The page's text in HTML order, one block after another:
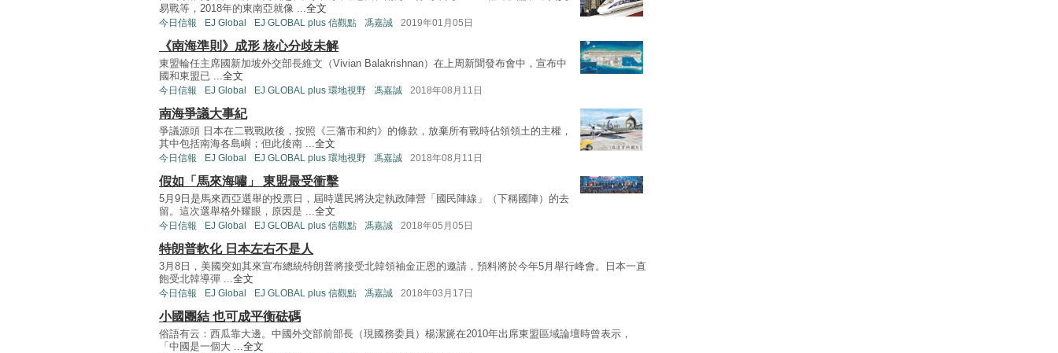
易戰等，2018年的東南亞就像 ...全文
今日信報 EJ Global EJ GLOBAL plus 信觀點 馮嘉誠 2019年01月05日
《南海準則》成形 核心分歧未解
東盟輪任主席國新加坡外交部長維文（Vivian Balakrishnan）在上周新聞發布會中，宣布中
國和東盟已 ...全文
今日信報 EJ Global EJ GLOBAL plus 環地視野 馮嘉誠 2018年08月11日
南海爭議大事紀
爭議源頭 日本在二戰戰敗後，按照《三藩市和約》的條款，放棄所有戰時佔領領土的主權，
其中包括南海各島嶼；但此後南 ...全文
今日信報 EJ Global EJ GLOBAL plus 環地視野 馮嘉誠 2018年08月11日
假如「馬來海嘯」 東盟最受衝擊
5月9日是馬來西亞選舉的投票日，屆時選民將決定執政陣營「國民陣線」（下稱國陣）的去
留。這次選舉格外耀眼，原因是 ...全文
今日信報 EJ Global EJ GLOBAL plus 信觀點 馮嘉誠 2018年05月05日
特朗普軟化 日本左右不是人
3月8日，美國突如其來宣布總統特朗普將接受北韓領袖金正恩的邀請，預料將於今年5月舉行峰會。日本一直
飽受北韓導彈 ...全文
今日信報 EJ Global EJ GLOBAL plus 信觀點 馮嘉誠 2018年03月17日
小國團結 也可成平衡砝碼
俗語有云：西瓜靠大邊。中國外交部前部長（現國務委員）楊潔篪在2010年出席東盟區域論壇時曾表示，
「中國是一個大 ...全文